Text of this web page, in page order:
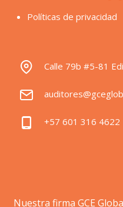
Políticas de privacidad
Nuestra firma GCE
Calle 79b #5-81
+57 601 316 4622